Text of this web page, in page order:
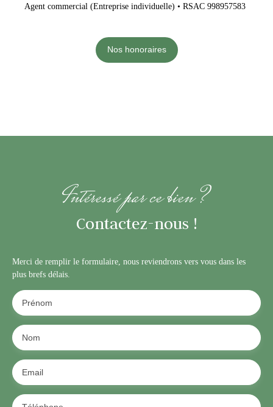
Agent commercial (Entreprise individuelle) • RSAC 998957583
Nos honoraires
Intéressé par ce bien ?
Contactez-nous !
Merci de remplir le formulaire, nous reviendrons vers vous dans les
plus brefs délais.
Prénom
Nom
Email